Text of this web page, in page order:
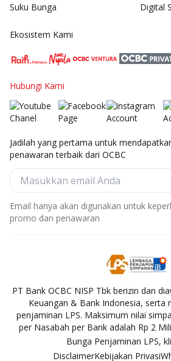
Suku Bunga
Digital
Ekosistem Kami
Hubungi Kami
Jadilah yang pertama untuk
penawaran terbaik dari OCBC
Email hanya akan digunakan untuk
promo dan penawaran
PT Bank OCBC NISP Tbk berizin dan
Keuangan & Bank Indonesia, serta
penjaminan LPS. Maksimum nilai
per Nasabah per Bank adalah Rp 2
Bunga Penjaminan LPS,
DisclaimerKebijakan Privasi